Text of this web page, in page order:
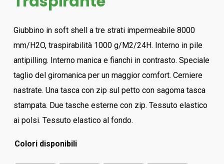
Giubbino in soft shell a tre strati impermeabile 8000
mm/H2O, traspirabilità 1000 g/M2/24H. Interno in pile
antipilling. Interno manica e fianchi in contrasto. Speciale
taglio del giromanica per un maggior comfort. Cerniere
nastrate. Una tasca con zip sul petto con sagoma tasca
stampata. Due tasche esterne con zip. Tessuto elastico
ai polsi. Tessuto elastico al fondo.
Colori disponibili